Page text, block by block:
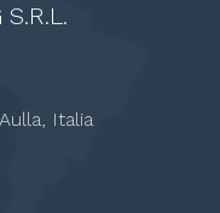
S.R.L.
Italia